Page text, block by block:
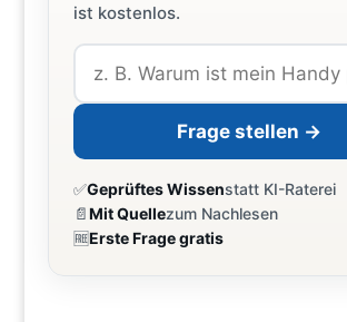
ist kostenlos.
Frage stellen →
✅Geprüftes Wissenstatt KI-Raterei
📄Mit Quellezum Nachlesen
🆓Erste Frage gratis